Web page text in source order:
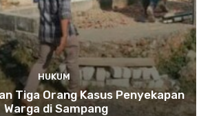
HUKUM
Tiga Orang Kasus Penyekapan
Warga di Sampang